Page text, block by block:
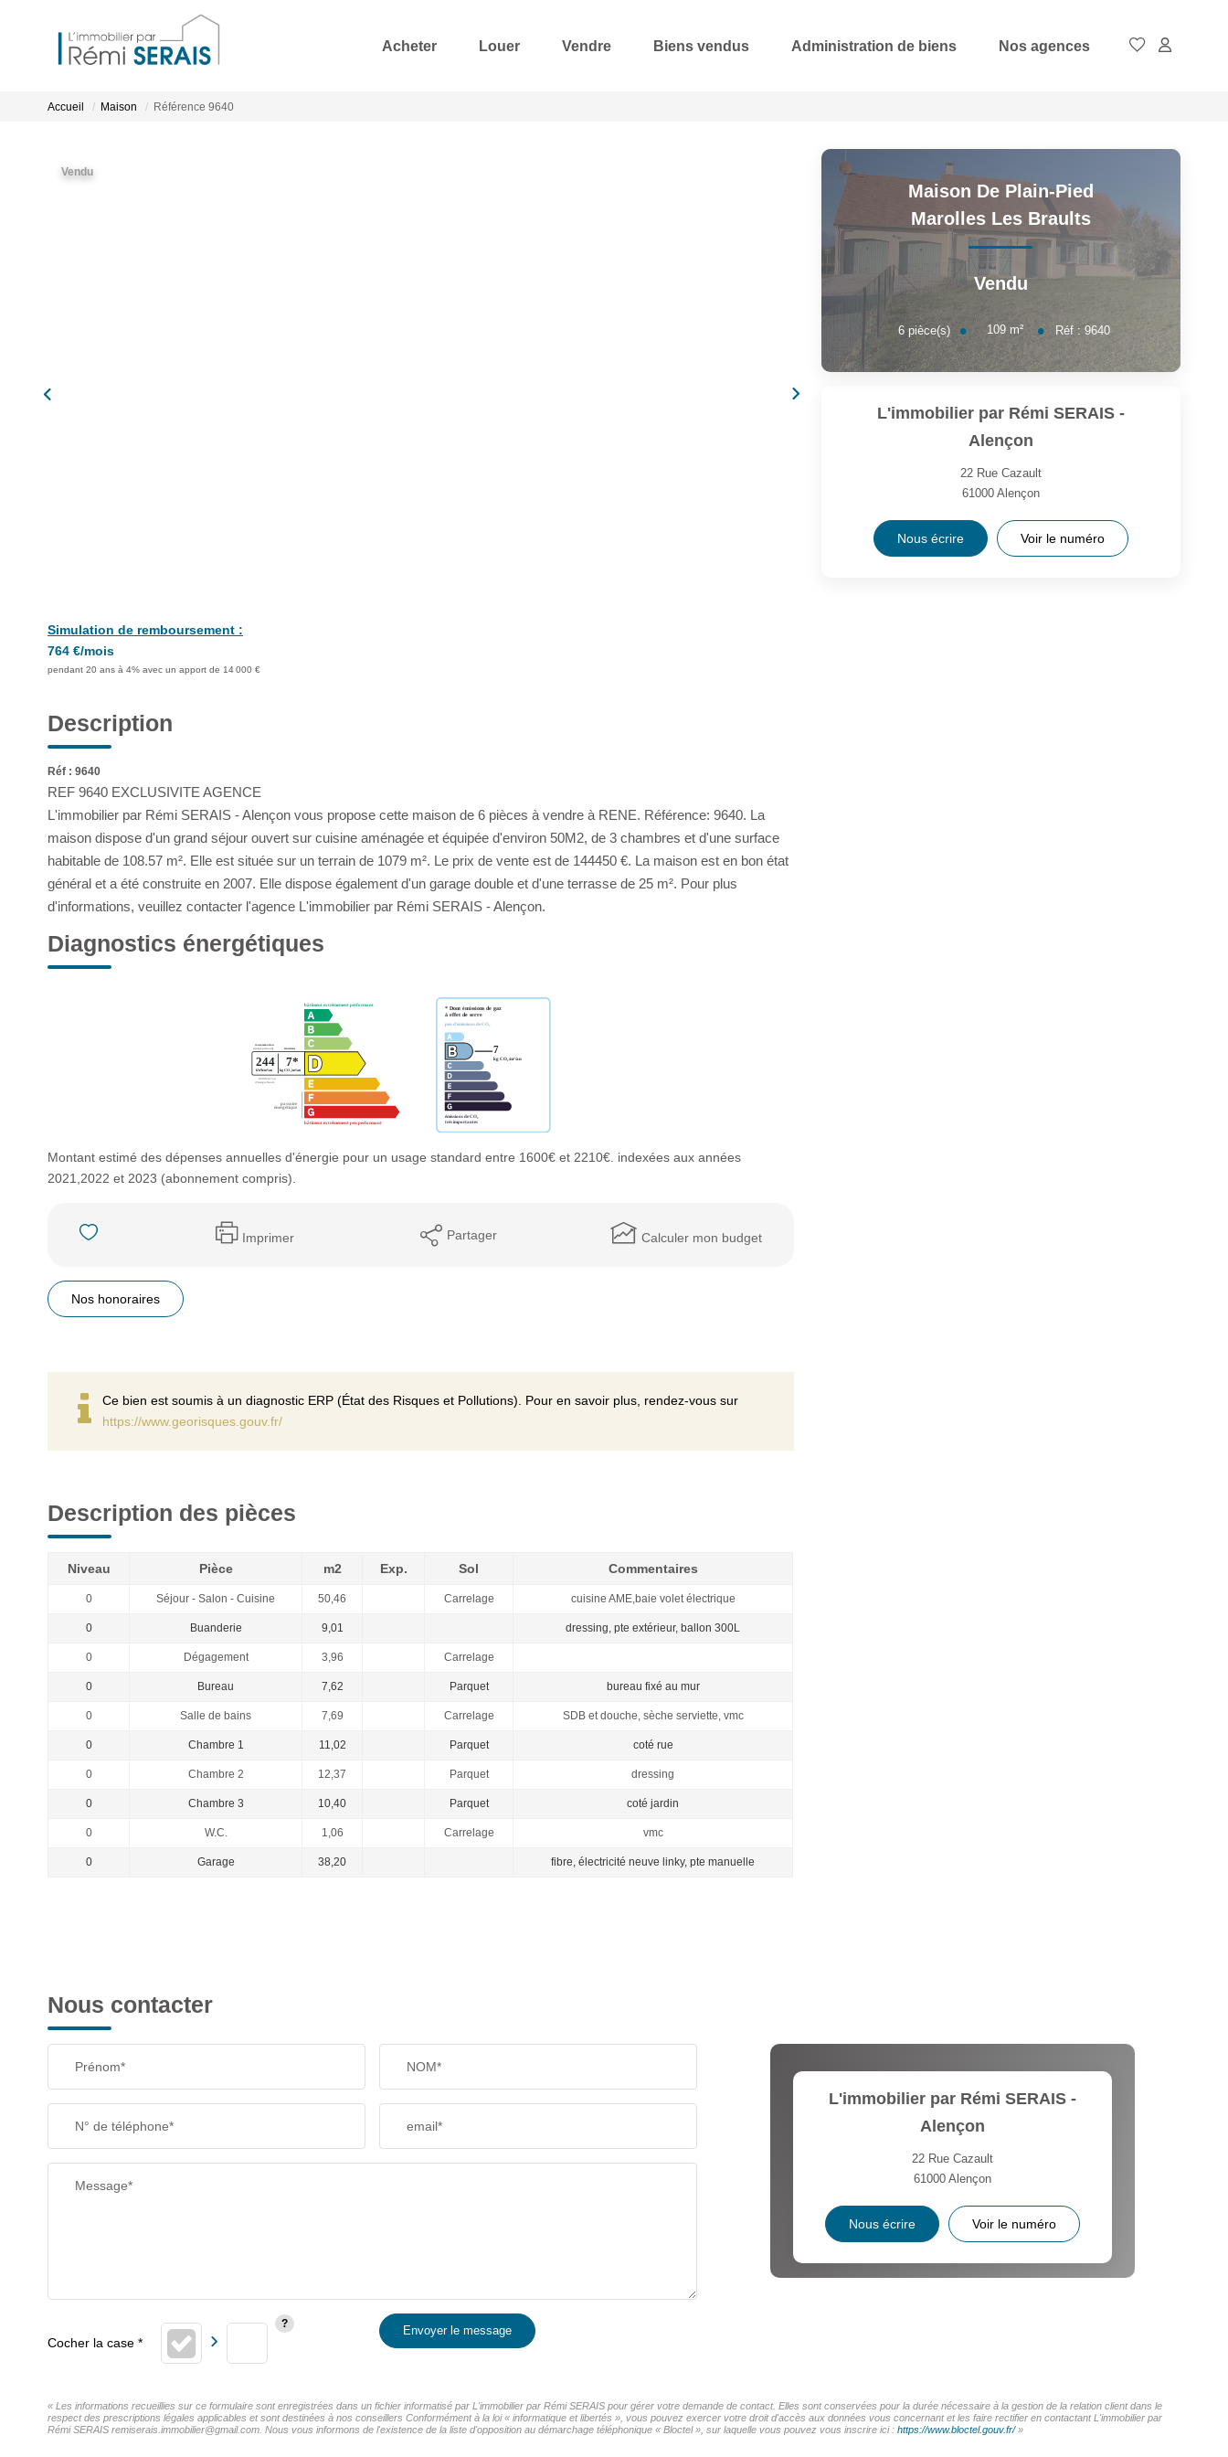
Acheter Louer Vendre Biens vendus Administration de biens Nos agences
Accueil Maison Référence 9640
Vendu
Simulation de remboursement :
764 €/mois
pendant 20 ans à 4% avec un apport de 14 000 €
Description
Réf : 9640
REF 9640 EXCLUSIVITE AGENCE
L'immobilier par Rémi SERAIS - Alençon vous propose cette maison de 6 pièces à vendre à RENE. Référence: 9640. La
maison dispose d'un grand séjour ouvert sur cuisine aménagée et équipée d'environ 50M2, de 3 chambres et d'une surface
habitable de 108.57 m². Elle est située sur un terrain de 1079 m². Le prix de vente est de 144450 €. La maison est en bon état
général et a été construite en 2007. Elle dispose également d'un garage double et d'une terrasse de 25 m². Pour plus
d'informations, veuillez contacter l'agence L'immobilier par Rémi SERAIS - Alençon.
Diagnostics énergétiques
Montant estimé des dépenses annuelles d'énergie pour un usage standard entre 1600€ et 2210€. indexées aux années
2021,2022 et 2023 (abonnement compris).
Imprimer Partager Calculer mon budget
Nos honoraires
Ce bien est soumis à un diagnostic ERP (État des Risques et Pollutions). Pour en savoir plus, rendez-vous sur
https://www.georisques.gouv.fr/
Description des pièces
Niveau Pièce m2 Exp. Sol Commentaires
0 Séjour - Salon - Cuisine 50,46 Carrelage cuisine AME,baie volet électrique
0 Buanderie 9,01 dressing, pte extérieur, ballon 300L
0 Dégagement 3,96 Carrelage
0 Bureau 7,62 Parquet bureau fixé au mur
0 Salle de bains 7,69 Carrelage SDB et douche, sèche serviette, vmc
0 Chambre 1 11,02 Parquet coté rue
0 Chambre 2 12,37 Parquet dressing
0 Chambre 3 10,40 Parquet coté jardin
0 W.C. 1,06 Carrelage vmc
0 Garage 38,20 fibre, électricité neuve linky, pte manuelle
Maison De Plain-Pied
Marolles Les Braults
Vendu
6pièce(s) 109 m² Réf :9640
L'immobilier par Rémi SERAIS -
Alençon
22 Rue Cazault
61000 Alençon
Nous écrire Voir le numéro
Nous contacter
Prénom* NOM*
N° de téléphone* email*
Message*
Envoyer le message
L'immobilier par Rémi SERAIS -
Alençon
22 Rue Cazault
61000 Alençon
Nous écrire Voir le numéro
« Les informations recueillies sur ce formulaire sont enregistrées dans un fichier informatisé par L'immobilier par Rémi SERAIS pour gérer votre demande de contact. Elles sont conservées pour la durée nécessaire à la gestion de la relation client dans le
respect des prescriptions légales applicables et sont destinées à nos conseillers Conformément à la loi « informatique et libertés », vous pouvez exercer votre droit d'accès aux données vous concernant et les faire rectifier en contactant L'immobilier par
Rémi SERAIS remiserais.immobilier@gmail.com. Nous vous informons de l'existence de la liste d'opposition au démarchage téléphonique « Bloctel », sur laquelle vous pouvez vous inscrire ici : https://www.bloctel.gouv.fr/»